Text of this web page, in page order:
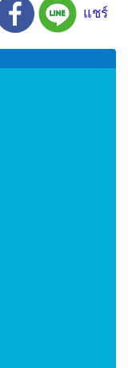
แชร์